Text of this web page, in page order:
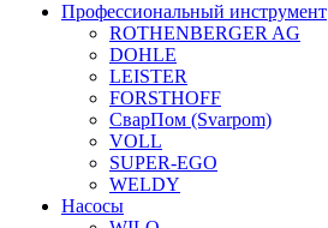
Профессиональный инструмент
ROTHENBERGER AG
DOHLE
LEISTER
FORSTHOFF
СварПом (Svarpom)
VOLL
SUPER-EGO
WELDY
Насосы